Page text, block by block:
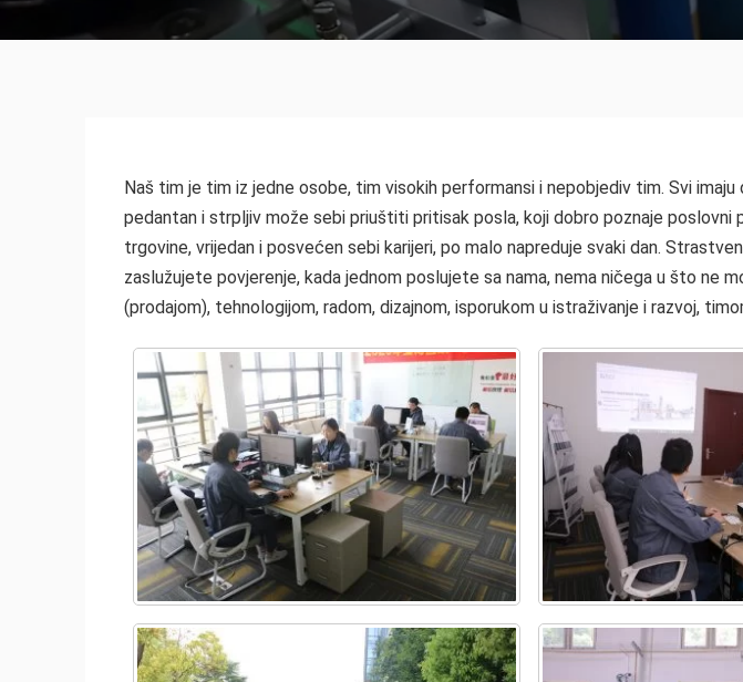
Naš tim je tim iz jedne osobe, tim visokih performansi i nepobjediv tim. Svi
pedantan i strpljiv može sebi priuštiti pritisak posla, koji dobro poznaje
trgovine, vrijedan i posvećen sebi karijeri, po malo napreduje svaki dan.
zaslužujete povjerenje, kada jednom poslujete sa nama, nema ničega u što ne
(prodajom), tehnologijom, radom, dizajnom, isporukom u istraživanje i razvoj,